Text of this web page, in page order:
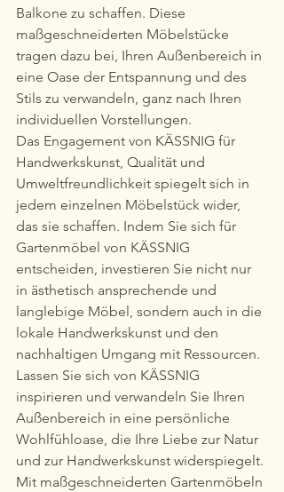
Balkone zu schaffen. Diese
maßgeschneiderten Möbelstücke
tragen dazu bei, Ihren Außenbereich in
eine Oase der Entspannung und des
Stils zu verwandeln, ganz nach Ihren
individuellen Vorstellungen.
Das Engagement von KÄSSNIG für
Handwerkskunst, Qualität und
Umweltfreundlichkeit spiegelt sich in
jedem einzelnen Möbelstück wider,
das sie schaffen. Indem Sie sich für
Gartenmöbel von KÄSSNIG
entscheiden, investieren Sie nicht nur
in ästhetisch ansprechende und
langlebige Möbel, sondern auch in die
lokale Handwerkskunst und den
nachhaltigen Umgang mit Ressourcen.
Lassen Sie sich von KÄSSNIG
inspirieren und verwandeln Sie Ihren
Außenbereich in eine persönliche
Wohlfühloase, die Ihre Liebe zur Natur
und zur Handwerkskunst widerspiegelt.
Mit maßgeschneiderten Gartenmöbeln